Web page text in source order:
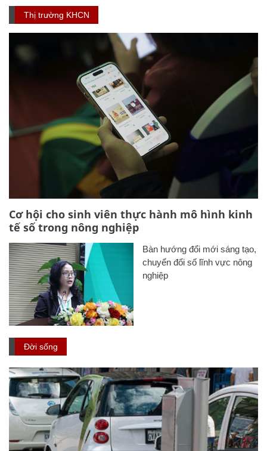
Thị trường KHCN
Cơ hội cho sinh viên thực hành mô hình kinh
tế số trong nông nghiệp
Bàn hướng đổi mới sáng tạo,
chuyển đổi số lĩnh vực nông
nghiệp
Đời sống